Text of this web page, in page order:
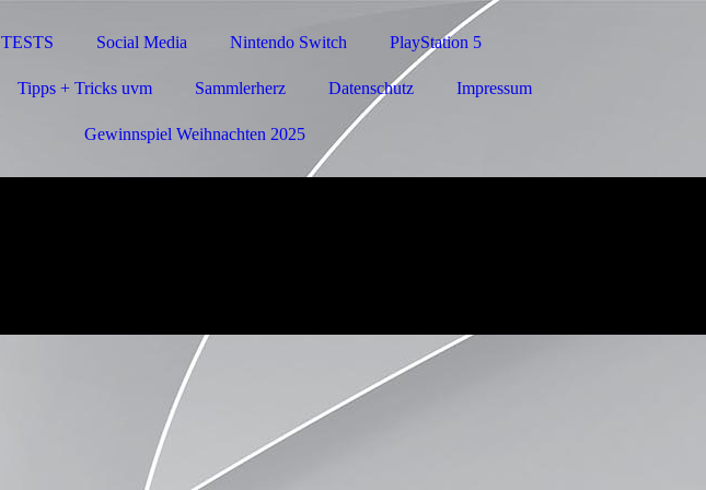
TESTS Social Media Nintendo Switch PlayStation 5
Tipps + Tricks uvm Sammlerherz Datenschutz Impressum
Gewinnspiel Weihnachten 2025